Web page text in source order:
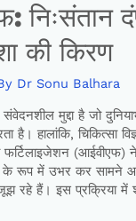
निःसंतान
की किरण
Dr Sonu Balhara
मुद्दा है जो
है। हालांकि, चिकित्सा
फर्टिलाइजेशन (आईवीएफ)
के रूप में उभर कर सामने
रहे हैं। इस प्रक्रिया में